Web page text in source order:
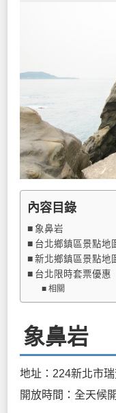
內容目錄
象鼻岩
台北鄉鎮區景點地
新北鄉鎮區景點地
台北限時套票優惠
相關
象鼻岩
地址：224新北市瑞
開放時間：全天候